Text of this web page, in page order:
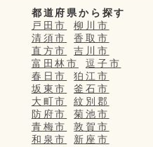
都道府県から探す
戸田市
柳川市
清須市
香取市
直方市
吉川市
富田林市
逗子市
春日市
狛江市
坂東市
釜石市
大町市
紋別郡
防府市
菊池市
青梅市
敦賀市
和泉市
新座市